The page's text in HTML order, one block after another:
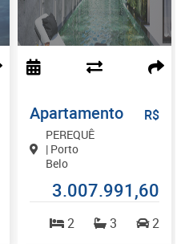
Apartamento
PEREQUÊ
| Porto
Belo
R$
3.007.991,60
2 3 2